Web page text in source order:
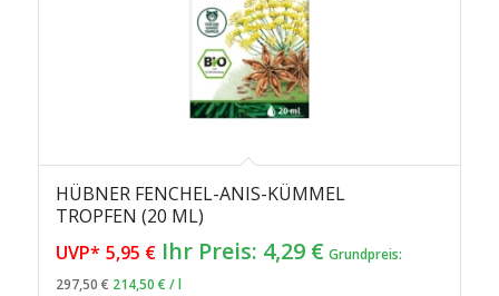
HÜBNER FENCHEL-ANIS-KÜMMEL
TROPFEN (20 ML)
UVP* 5,95 € Ursprünglicher
Preis
Ihr Preis: 4,29 €Aktueller
Grundpreis:
297,50 € 214,50 € /l